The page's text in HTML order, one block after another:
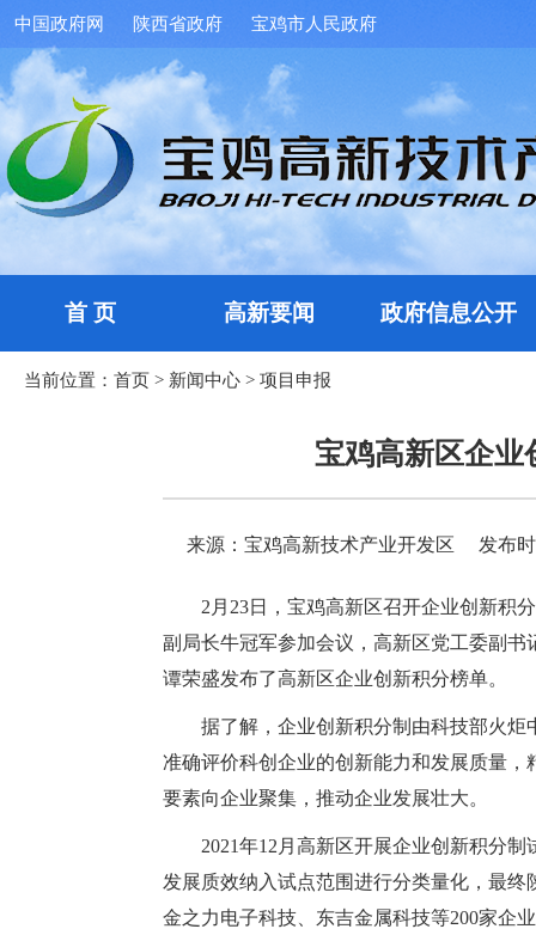
中国政府网 陕西省政府 宝鸡市人民政府
首 页 高新要闻 政府信息公开
当前位置： 首页 > 新闻中心 > 项目申报
宝鸡高新区企业
来源：宝鸡高新技术产业开发区 发布
2月23日，宝鸡高新区召开企业创新积
副局长牛冠军参加会议，高新区党工委副
谭荣盛发布了高新区企业创新积分榜单。
据了解，企业创新积分制由科技部火
准确评价科创企业的创新能力和发展质量
要素向企业聚集，推动企业发展壮大。
2021年12月高新区开展企业创新积分
发展质效纳入试点范围进行分类量化，最
金之力电子科技、东吉金属科技等200家企